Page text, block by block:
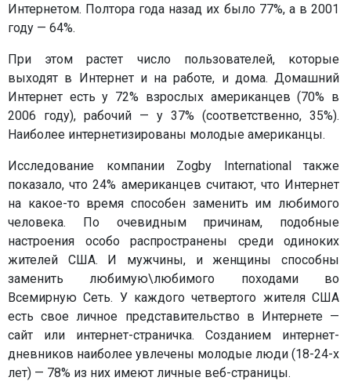
Интернетом. Полтора года назад их было 77%, а в 2001
году — 64%.
При этом растет число пользователей, которые
выходят в Интернет и на работе, и дома. Домашний
Интернет есть у 72% взрослых американцев (70% в
2006 году), рабочий — у 37% (соответственно, 35%).
Наиболее интернетизированы молодые американцы.
Исследование компании Zogby International также
показало, что 24% американцев считают, что Интернет
на какое-то время способен заменить им любимого
человека. По очевидным причинам, подобные
настроения особо распространены среди одиноких
жителей США. И мужчины, и женщины способны
заменить любимую\любимого походами во
Всемирную Сеть. У каждого четвертого жителя США
есть свое личное представительство в Интернете —
сайт или интернет-страничка. Созданием интернет-
дневников наиболее увлечены молодые люди (18-24-х
лет) — 78% из них имеют личные веб-страницы.